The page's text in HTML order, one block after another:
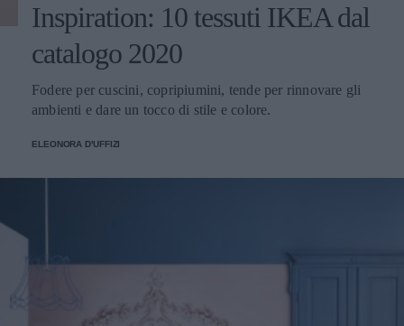
Inspiration: 10 tessuti IKEA dal
catalogo 2020
Fodere per cuscini, copripiumini, tende per rinnovare gli
ambienti e dare un tocco di stile e colore.
ELEONORA D'UFFIZI